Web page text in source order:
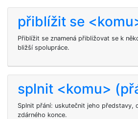
přiblížit se
Přiblížit se znamená přibližovat se k
bližší spolupráce.
splnit <komu>
Splnit přání: uskutečnit jeho představy,
zdárného konce.